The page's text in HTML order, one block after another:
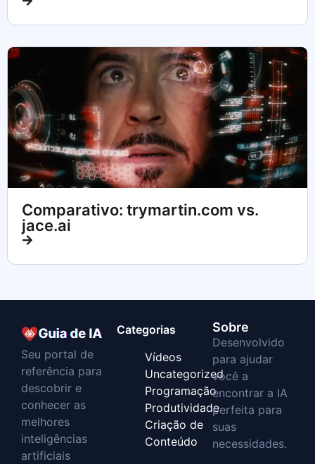
Comparativo: trymartin.com vs.
jace.ai
Seu portal de
referência para
descobrir e
conhecer as
melhores
inteligências
artificiais
Categorias
Vídeos
Uncategorized
Programação
Produtividade
Criação de
Conteúdo
Sobre
Desenvolvido
para ajudar
você a
encontrar a IA
perfeita para
suas
necessidades.